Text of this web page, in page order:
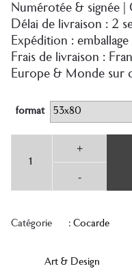
Numérotée & signée |
Délai de livraison : 2
Expédition :
Frais de livraison :
Europe & Monde sur
format
Cocarde
«
française
+
-
Catégorie : Cocarde
Art & Design